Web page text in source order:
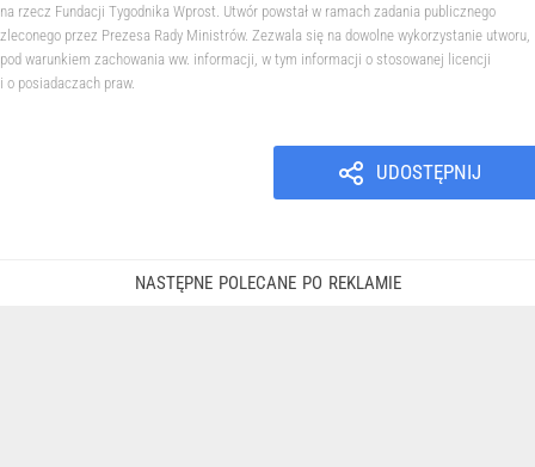
na rzecz Fundacji Tygodnika Wprost. Utwór powstał w ramach zadania publicznego
zleconego przez Prezesa Rady Ministrów. Zezwala się na dowolne wykorzystanie utworu,
pod warunkiem zachowania ww. informacji, w tym informacji o stosowanej licencji
i o posiadaczach praw.
UDOSTĘPNIJ